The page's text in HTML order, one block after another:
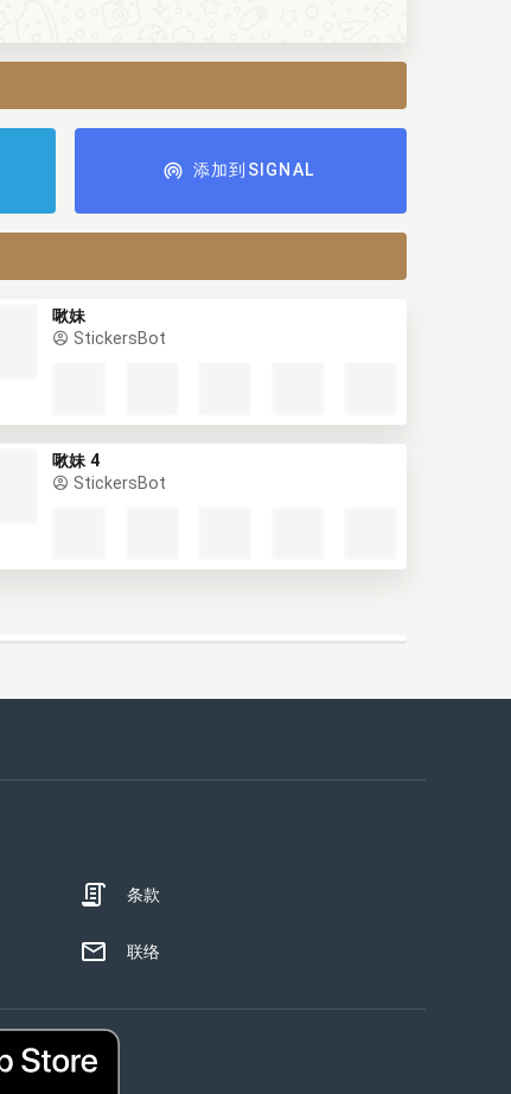
添加到SIGNAL
啾妹
StickersBot
啾妹 4
StickersBot
条款
联络